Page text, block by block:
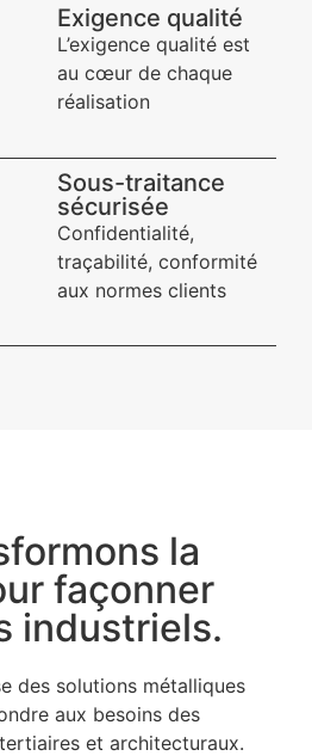
Exigence qualité​
L’exigence qualité est
au cœur de chaque
réalisation
Sous-traitance
sécurisée​
Confidentialité,
traçabilité, conformité
aux normes clients
la
façonner
industriels.
des solutions métalliques
aux besoins des
et architecturaux.